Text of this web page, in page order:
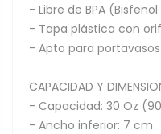
- Libre de BPA
- Tapa plástica con
- Apto para portavasos
CAPACIDAD Y
- Capacidad: 30 Oz
- Ancho inferior: 7 cm